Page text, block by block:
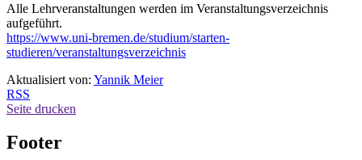
Alle Lehrveranstaltungen werden im Veranstaltungsverzeichnis
aufgeführt.
https://www.uni-bremen.de/studium/starten-
studieren/veranstaltungsverzeichnis
Aktualisiert von: Yannik Meier
RSS
Seite drucken
Footer